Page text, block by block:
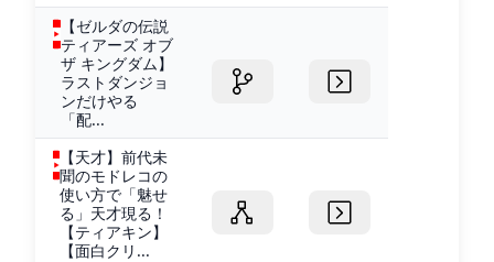
【ゼルダの伝説
ティアーズ オブ
ザ キングダム】
ラストダンジョ
ンだけやる
「配...
【天才】前代未
聞のモドレコの
使い方で「魅せ
る」天才現る！
【ティアキン】
【面白クリ...